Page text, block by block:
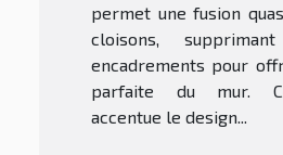
permet une fusion
cloisons,
encadrements pour
parfaite du mur.
accentue le design...